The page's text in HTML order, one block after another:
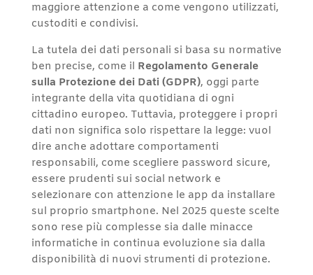
maggiore attenzione a come vengono utilizzati,
custoditi e condivisi.
La tutela dei dati personali si basa su normative
ben precise, come il Regolamento Generale
sulla Protezione dei Dati (GDPR), oggi parte
integrante della vita quotidiana di ogni
cittadino europeo. Tuttavia, proteggere i propri
dati non significa solo rispettare la legge: vuol
dire anche adottare comportamenti
responsabili, come scegliere password sicure,
essere prudenti sui social network e
selezionare con attenzione le app da installare
sul proprio smartphone. Nel 2025 queste scelte
sono rese più complesse sia dalle minacce
informatiche in continua evoluzione sia dalla
disponibilità di nuovi strumenti di protezione.